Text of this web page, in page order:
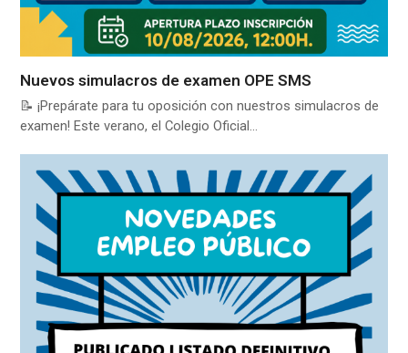
Nuevos simulacros de examen OPE SMS
📝 ¡Prepárate para tu oposición con nuestros simulacros de
examen! Este verano, el Colegio Oficial…